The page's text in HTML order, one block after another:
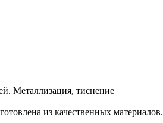
Металлизация, тиснение
из качественных материалов.